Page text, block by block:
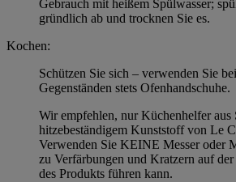
Gebrauch mit heißem Spülwasser;
gründlich ab und trocknen Sie es.
Kochen:
Schützen Sie sich – verwenden Sie
Gegenständen stets Ofenhandschuhe.
Wir empfehlen, nur Küchenhelfer
hitzebeständigem Kunststoff von Le
Verwenden Sie KEINE Messer oder
zu Verfärbungen und Kratzern auf
des Produkts führen kann.